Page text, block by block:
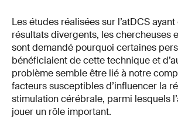
Les études réalisées sur l’atDCS
résultats divergents, les chercheuses
sont demandé pourquoi certaines
bénéficiaient de cette technique et
problème semble être lié à notre
facteurs susceptibles d’influencer la
stimulation cérébrale, parmi lesquels
jouer un rôle important.